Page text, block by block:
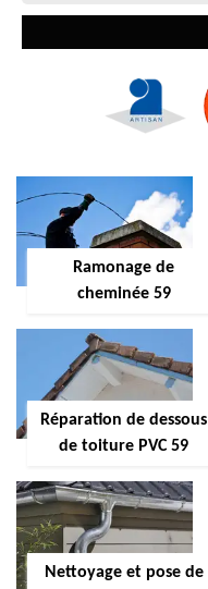
Ramonage de
cheminée 59
Réparation de dessous
de toiture PVC 59
Nettoyage et pose de